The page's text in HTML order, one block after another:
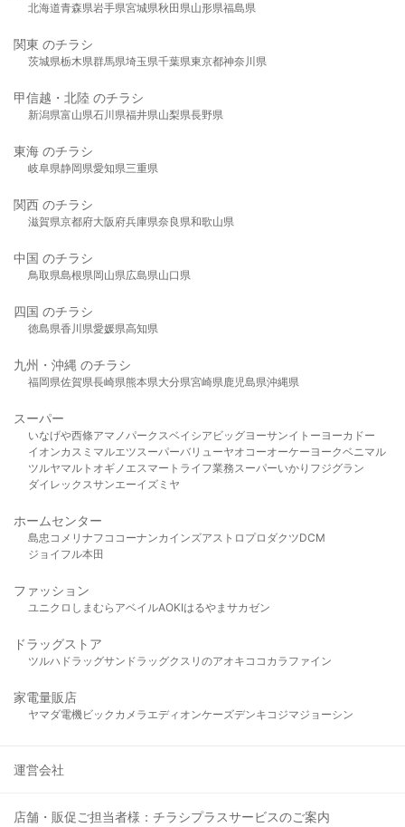
北海道青森県岩手県宮城県秋田県山形県福島県
関東 のチラシ
茨城県栃木県群馬県埼玉県千葉県東京都神奈川県
甲信越・北陸 のチラシ
新潟県富山県石川県福井県山梨県長野県
東海 のチラシ
岐阜県静岡県愛知県三重県
関西 のチラシ
滋賀県京都府大阪府兵庫県奈良県和歌山県
中国 のチラシ
鳥取県島根県岡山県広島県山口県
四国 のチラシ
徳島県香川県愛媛県高知県
九州・沖縄 のチラシ
福岡県佐賀県長崎県熊本県大分県宮崎県鹿児島県沖縄県
スーパー
いなげや西條アマノパークスベイシア ビッグヨーサンイトーヨーカドー
イオンカスミ マルエツスーパーバリューヤオコーオーケー ヨークベニマル
ツルヤマルト オギノ エスマート ライフ業務スーパーいかり フジグラン
ダイレックスサンエーイズミヤ
ホームセンター
島忠 コメリ ナフコ コーナンカインズアストロプロダクツDCM
ジョイフル本田
ファッション
ユニクロ しまむら アベイルAOKIはるやま サカゼン
ドラッグストア
ツルハドラッグサンドラッグクスリのアオキ ココカラファイン
家電量販店
ヤマダ電機ビックカメラ エディオンケーズデンキ コジマジョーシン
運営会社
店舗・販促ご担当者様：チラシプラスサービスのご案内